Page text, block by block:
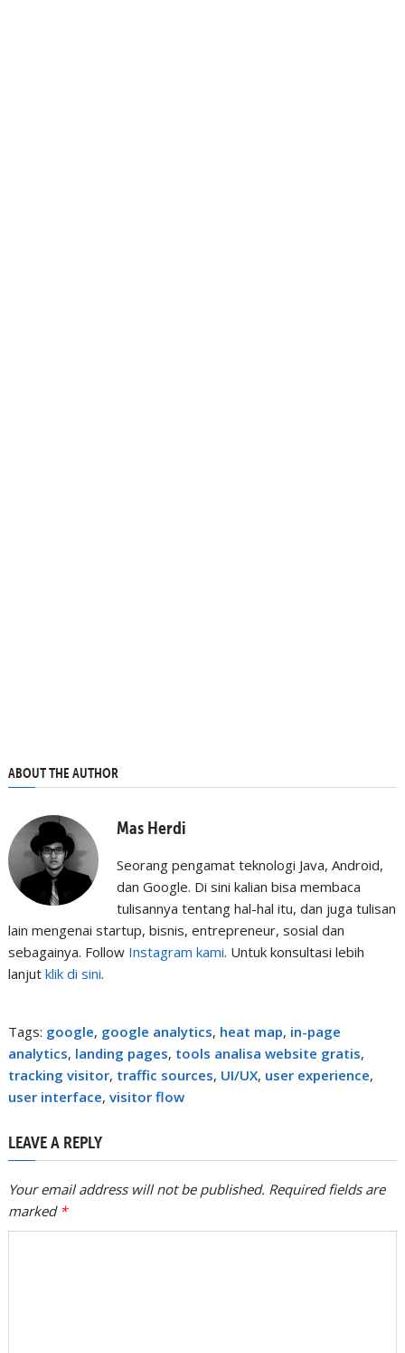
ABOUT THE AUTHOR
Mas Herdi
Seorang pengamat teknologi Java, Android,
dan Google. Di sini kalian bisa membaca
tulisannya tentang hal-hal itu, dan juga tulisan
lain mengenai startup, bisnis, entrepreneur, sosial dan
sebagainya. Follow Instagram kami. Untuk konsultasi lebih
lanjut klik di sini.
Tags: google, google analytics, heat map, in-page
analytics, landing pages, tools analisa website gratis,
tracking visitor, traffic sources, UI/UX, user experience,
user interface, visitor flow
LEAVE A REPLY
Your email address will not be published. Required fields are
marked *